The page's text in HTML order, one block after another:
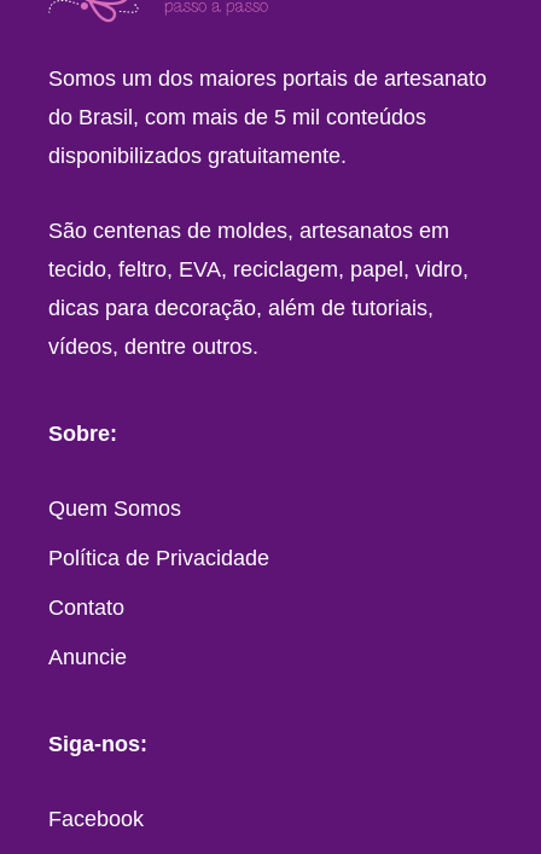
Somos um dos maiores portais de artesanato
do Brasil, com mais de 5 mil conteúdos
disponibilizados gratuitamente.
São centenas de moldes, artesanatos em
tecido, feltro, EVA, reciclagem, papel, vidro,
dicas para decoração, além de tutoriais,
vídeos, dentre outros.
Sobre:
Quem Somos
Política de Privacidade
Contato
Anuncie
Siga-nos:
Facebook